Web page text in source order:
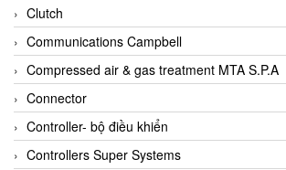
AKO Armaturen & Separationstechnik
AKO Armaturen & Separationstechnik Vietnam
AKUSENSE
ALA OFFICINE SPA
Albrecht-Automatik Viet Nam
Allen Bradley Vietnam
Clutch
Communications Campbell
Compressed air & gas treatment MTA S.P.A
Connector
Controller- bộ điều khiển
Controllers Super Systems